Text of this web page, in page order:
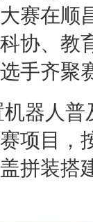
赛在顺
协、教
手齐聚
器人
项目，
拼装搭